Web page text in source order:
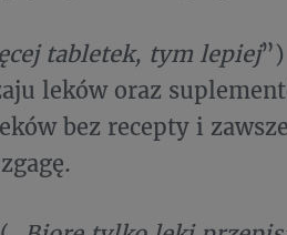
tabletek, tym lepiej
leków oraz
bez recepty i